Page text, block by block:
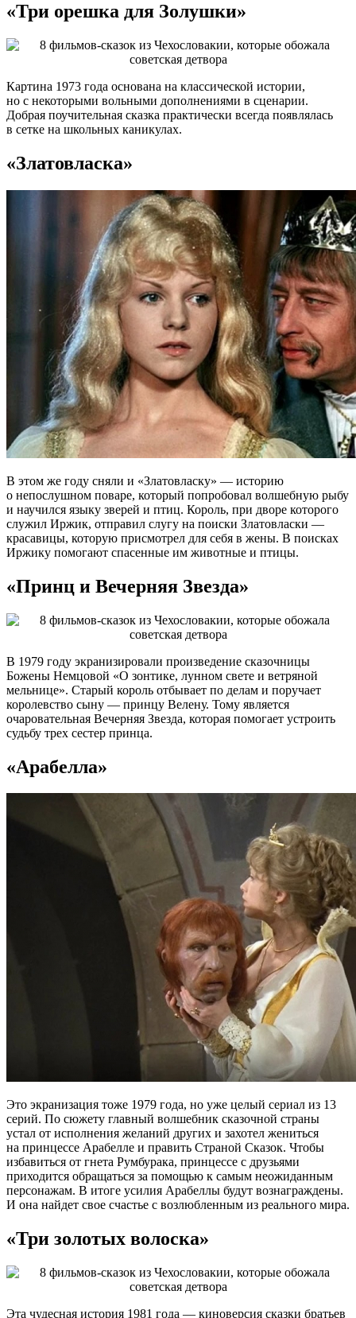
«Три орешка для Золушки»
Картина 1973 года основана на классической истории,
но с некоторыми вольными дополнениями в сценарии.
Добрая поучительная сказка практически всегда появлялась
в сетке на школьных каникулах.
«Златовласка»
В этом же году сняли и «Златовласку» — историю
о непослушном поваре, который попробовал волшебную рыбу
и научился языку зверей и птиц. Король, при дворе которого
служил Иржик, отправил слугу на поиски Златовласки —
красавицы, которую присмотрел для себя в жены. В поисках
Иржику помогают спасенные им животные и птицы.
«Принц и Вечерняя Звезда»
В 1979 году экранизировали произведение сказочницы
Божены Немцовой «О зонтике, лунном свете и ветряной
мельнице». Старый король отбывает по делам и поручает
королевство сыну — принцу Велену. Тому является
очаровательная Вечерняя Звезда, которая помогает устроить
судьбу трех сестер принца.
«Арабелла»
Это экранизация тоже 1979 года, но уже целый сериал из 13
серий. По сюжету главный волшебник сказочной страны
устал от исполнения желаний других и захотел жениться
на принцессе Арабелле и править Страной Сказок. Чтобы
избавиться от гнета Румбурака, принцессе с друзьями
приходится обращаться за помощью к самым неожиданным
персонажам. В итоге усилия Арабеллы будут вознаграждены.
И она найдет свое счастье с возлюбленным из реального мира.
«Три золотых волоска»
Эта чудесная история 1981 года — киноверсия сказки братьев